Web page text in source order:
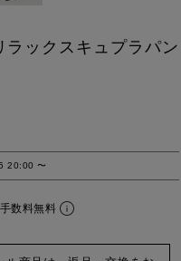
ックスキュプラパン
20:00〜
数料無料